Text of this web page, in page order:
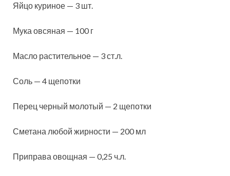
Яйцо куриное — 3 шт.
Мука овсяная — 100 г
Масло растительное — 3 ст.л.
Соль — 4 щепотки
Перец черный молотый — 2 щепотки
Сметана любой жирности — 200 мл
Приправа овощная — 0,25 ч.л.